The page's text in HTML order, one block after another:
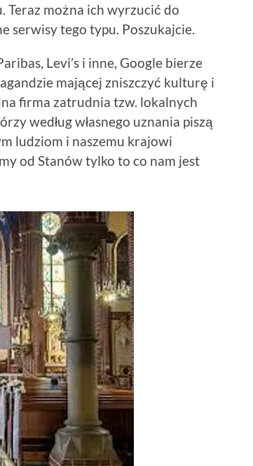
Teraz można ich wyrzucić do
serwisy tego typu. Poszukajcie.
Levi’s i inne, Google bierze
mającej zniszczyć kulturę i
firma zatrudnia tzw. lokalnych
według własnego uznania piszą
ludziom i naszemu krajowi
od Stanów tylko to co nam jest